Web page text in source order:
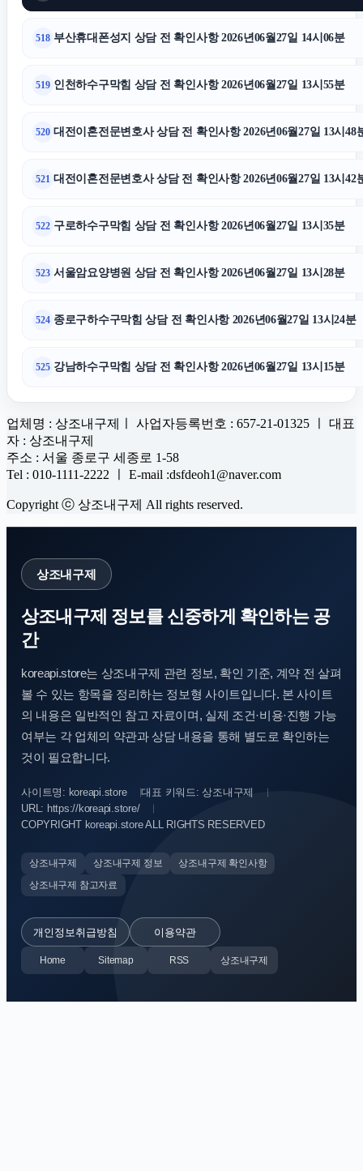
518 부산휴대폰성지 상담 전 확인사항 2026년06월27일 14시06분
519 인천하수구막힘 상담 전 확인사항 2026년06월27일 13시55분
520 대전이혼전문변호사 상담 전 확인사항 2026년06월27일 13시48
521 대전이혼전문변호사 상담 전 확인사항 2026년06월27일 13시42
522 구로하수구막힘 상담 전 확인사항 2026년06월27일 13시35분
523 서울암요양병원 상담 전 확인사항 2026년06월27일 13시28분
524 종로구하수구막힘 상담 전 확인사항 2026년06월27일 13시24분
525 강남하수구막힘 상담 전 확인사항 2026년06월27일 13시15분
업체명 : 상조내구제ㅣ 사업자등록번호 : 657-21-01325 ㅣ 대표
자 : 상조내구제
주소 : 서울 종로구 세종로 1-58
Tel : 010-1111-2222 ㅣ E-mail :dsfdeoh1@naver.com
Copyright ⓒ 상조내구제 All rights reserved.
상조내구제
상조내구제 정보를 신중하게 확인하는 공
간
koreapi.store는 상조내구제 관련 정보, 확인 기준, 계약 전 살펴
볼 수 있는 항목을 정리하는 정보형 사이트입니다. 본 사이트
의 내용은 일반적인 참고 자료이며, 실제 조건·비용·진행 가능
여부는 각 업체의 약관과 상담 내용을 통해 별도로 확인하는
것이 필요합니다.
사이트명: koreapi.store
대표 키워드: 상조내구제
URL: https://koreapi.store/
COPYRIGHT koreapi.store ALL RIGHTS RESERVED
상조내구제 상조내구제 정보
상조내구제 확인사항
상조내구제 참고자료
개인정보취급방침 이용약관
Home Sitemap RSS 상조내구제